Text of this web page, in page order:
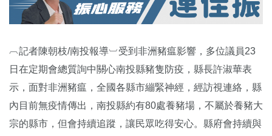
︹記者陳朝枝/南投報導︺受到非洲豬瘟影響，多位議員23
日在定期會總質詢中關心南投縣豬隻防疫，縣長許淑華表
示，面對非洲豬瘟，全國各縣市繃緊神經，經訪視連絡，縣
內目前無疫情傳出，南投縣約有80處養豬場，不屬於養豬大
宗的縣市，但會持續追蹤，讓民眾吃得安心。縣府會持續與